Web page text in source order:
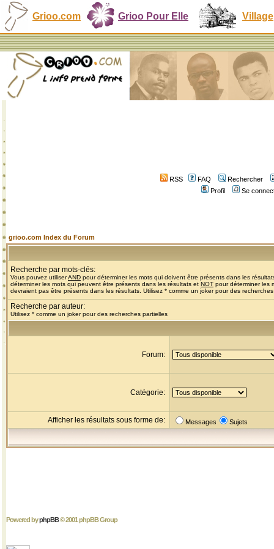
Grioo.com Grioo Pour Elle Village
RSS FAQ
Rechercher
Profil
Se
grioo.com Index du Forum
Recherche par mots-clés:
Vous pouvez utiliserAND pour déterminer les mots qui doivent être présents dans les
déterminer les mots qui peuvent être présents dans les résultats et NOT pour déterminer les
devraient pas être présents dans les résultats. Utilisez * comme un joker pour des
Recherche par auteur:
Utilisez * comme un joker pour des recherches partielles
Forum:
Catégorie:
Afficher les résultats sous forme de: Messages Sujets
Powered byphpBB© 2001 phpBB Group